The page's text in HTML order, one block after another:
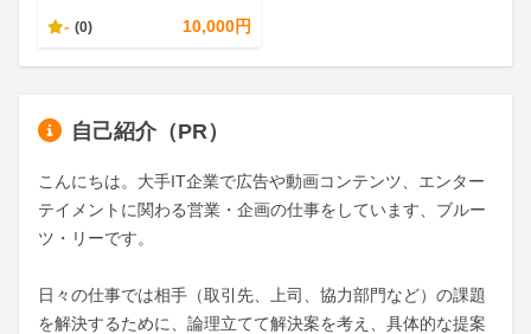
- (0) 10,000円
自己紹介（PR）
こんにちは。大手IT企業で広告や動画コンテンツ、エンター
テイメントに関わる営業・企画の仕事をしています、ブルー
ツ・リーです。
日々の仕事では相手（取引先、上司、協力部門など）の課題
を解決するために、論理立てて解決案を考え、具体的な提案